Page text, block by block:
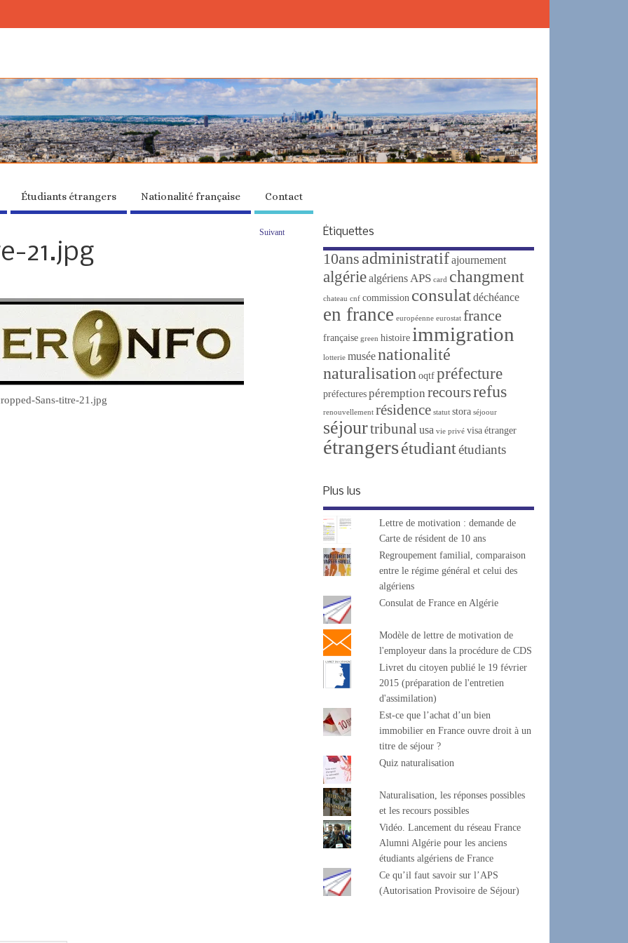
Étudiants étrangers Nationalité française Contact
Suivant
21.jpg
Sans-titre-21.jpg
Étiquettes
10ans administratif ajournement
algérie algériens APS card changment
chateau cnf commission consulat déchéance
en france européenne eurostat france
française green histoire immigration
lotterie musée nationalité
naturalisation oqtf préfecture
préfectures péremption recoursrefus
renouvellement résidence statut stora séjoour
séjourtribunal usa vie privé visa étranger
étrangersétudiantétudiants
Plus lus
Lettre de motivation : demande de
Carte de résident de 10 ans
Regroupement familial, comparaison
entre le régime général et celui des
algériens
Consulat de France en Algérie
Modèle de lettre de motivation de
l'employeur dans la procédure de CDS
Livret du citoyen publié le 19 février
2015 (préparation de l'entretien
d'assimilation)
Est-ce que l’achat d’un bien
immobilier en France ouvre droit à un
titre de séjour ?
Quiz naturalisation
Naturalisation, les réponses possibles
et les recours possibles
Vidéo. Lancement du réseau France
Alumni Algérie pour les anciens
étudiants algériens de France
Ce qu’il faut savoir sur l’APS
(Autorisation Provisoire de Séjour)